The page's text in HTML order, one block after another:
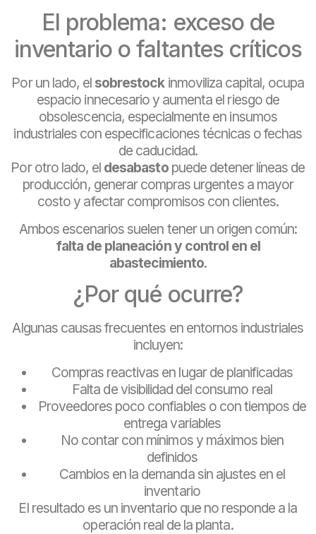
El problema: exceso de
inventario o faltantes críticos
Por un lado, el sobrestockinmoviliza capital, ocupa
espacio innecesario y aumenta el riesgo de
obsolescencia, especialmente en insumos
industriales con especificaciones técnicas o fechas
de caducidad.
Por otro lado, el desabastopuede detener líneas de
producción, generar compras urgentes a mayor
costo y afectar compromisos con clientes.
Ambos escenarios suelen tener un origen común:
falta de planeación y control en el
abastecimiento.
¿Por qué ocurre?
Algunas causas frecuentes en entornos industriales
incluyen:
Compras reactivas en lugar de planificadas
Falta de visibilidad del consumo real
Proveedores poco confiables o con tiempos de
entrega variables
No contar con mínimos y máximos bien
definidos
Cambios en la demanda sin ajustes en el
inventario
El resultado es un inventario que no responde a la
operación real de la planta.